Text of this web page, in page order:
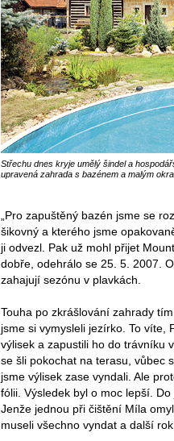
Střechu dnes kryje umělý šindel a
upravená zahrada s bazénem a malým
„Pro zapuštěný bazén jsme se
šikovný a kterého jsme
ji odvezl. Pak už mohl přijet
dobře, odehrálo se 25. 5. 2007.
zahajují sezónu v plavkách.
Touha po zkrášlování zahrady
jsme si vymysleli jezírko. To víte,
výlisek a zapustili ho do trávníku
se šli pokochat na terasu, vůbec
jsme výlisek zase vyndali. Ale
fólii. Výsledek byl o moc lepší.
Jenže jednou při čištění Míla
museli všechno vyndat a další